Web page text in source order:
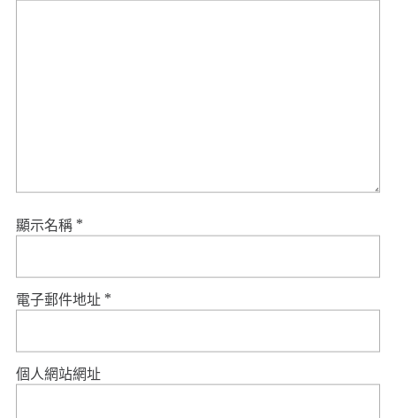
顯示名稱 *
電子郵件地址 *
個人網站網址